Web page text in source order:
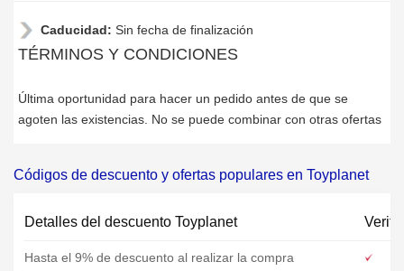
Caducidad: Sin fecha de finalización
TÉRMINOS Y CONDICIONES
Última oportunidad para hacer un pedido antes de que se
agoten las existencias. No se puede combinar con otras ofertas
Códigos de descuento y ofertas populares en Toyplanet
Detalles del descuento Toyplanet
Hasta el 9% de descuento al realizar la compra